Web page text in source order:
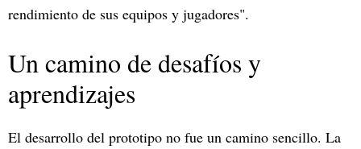
rendimiento de sus equipos y jugadores".
Un camino de desafíos y
aprendizajes
El desarrollo del prototipo no fue un camino sencillo. La